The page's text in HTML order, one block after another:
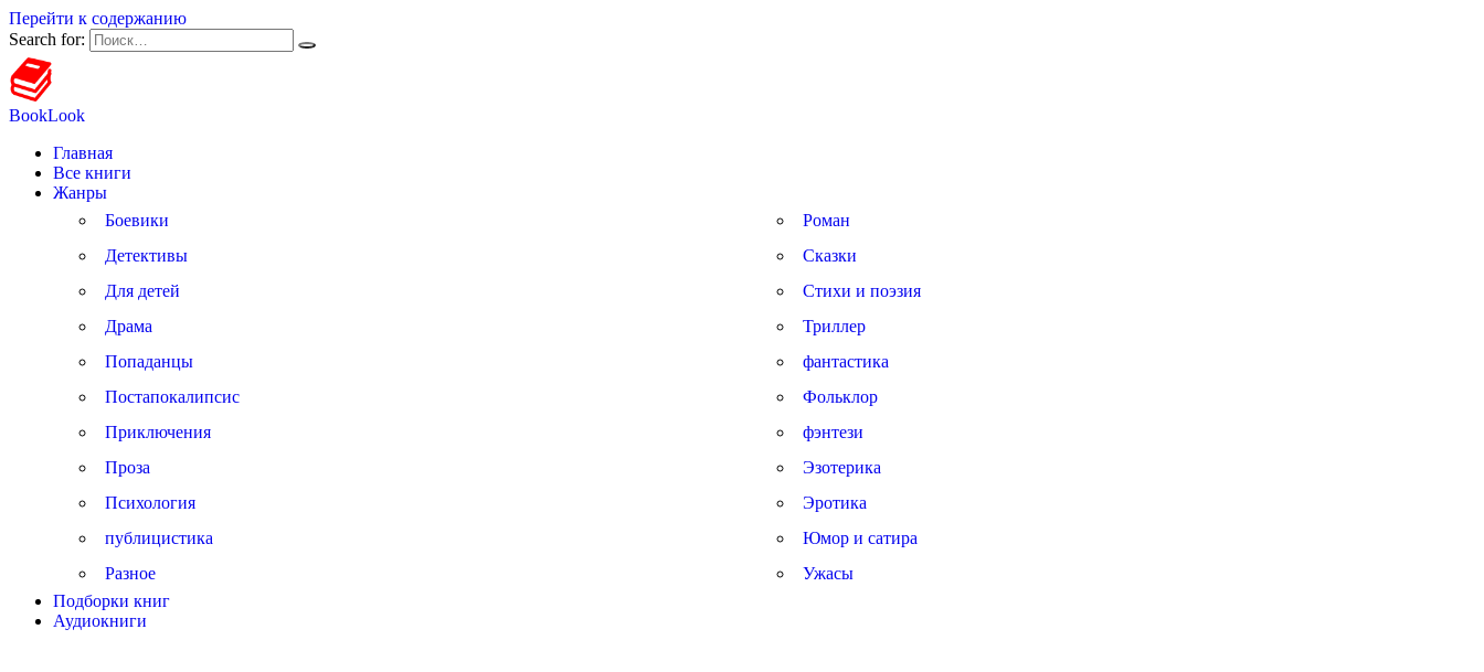
Перейти к содержанию
Search for:
BookLook
Главная
Все книги
Жанры
Боевики
Детективы
Для детей
Драма
Попаданцы
Постапокалипсис
Приключения
Проза
Психология
публицистика
Разное
Роман
Сказки
Стихи и поэзия
Триллер
фантастика
Фольклор
фэнтези
Эзотерика
Эротика
Юмор и сатира
Ужасы
Подборки книг
Аудиокниги